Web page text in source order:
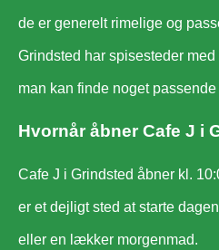
de er generelt rimelige og
Grindsted har spisesteder
man kan finde noget
Hvornår åbner Cafe J i
Cafe J i Grindsted åbner kl.
er et dejligt sted at starte
eller en lækker morgenmad.